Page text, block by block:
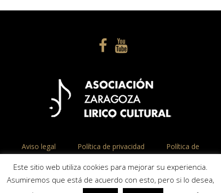
Aviso legal Política de privacidad
Política de
© Asociación Zaragoza Lírico Cultural ASLC
Este sitio web utiliza cookies para mejorar su experiencia.
Asumiremos que está de acuerdo con esto, pero si lo desea,